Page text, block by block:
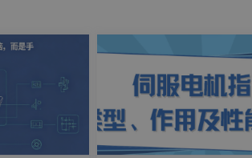
class})
xiang--liu/p/11418779.html